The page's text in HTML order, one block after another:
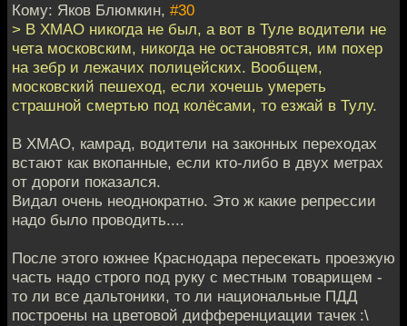
Кому: Яков Блюмкин, #30
> В ХМАО никогда не был, а вот в Туле водители не
чета московским, никогда не остановятся, им похер
на зебр и лежачих полицейских. Вообщем,
московский пешеход, если хочешь умереть
страшной смертью под колёсами, то езжай в Тулу.
В ХМАО, камрад, водители на законных переходах
встают как вкопанные, если кто-либо в двух метрах
от дороги показался.
Видал очень неоднократно. Это ж какие репрессии
надо было проводить....
После этого южнее Краснодара пересекать проезжую
часть надо строго под руку с местным товарищем -
то ли все дальтоники, то ли национальные ПДД
построены на цветовой дифференциации тачек :\